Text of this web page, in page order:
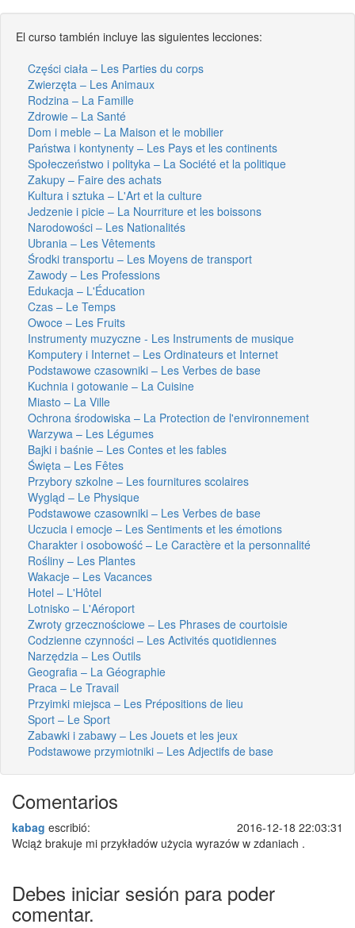
El curso también incluye las siguientes lecciones:
Części ciała – Les Parties du corps
Zwierzęta – Les Animaux
Rodzina – La Famille
Zdrowie – La Santé
Dom i meble – La Maison et le mobilier
Państwa i kontynenty – Les Pays et les continents
Społeczeństwo i polityka – La Société et la politique
Zakupy – Faire des achats
Kultura i sztuka – L'Art et la culture
Jedzenie i picie – La Nourriture et les boissons
Narodowości – Les Nationalités
Ubrania – Les Vêtements
Środki transportu – Les Moyens de transport
Zawody – Les Professions
Edukacja – L'Éducation
Czas – Le Temps
Owoce – Les Fruits
Instrumenty muzyczne - Les Instruments de musique
Komputery i Internet – Les Ordinateurs et Internet
Podstawowe czasowniki – Les Verbes de base
Kuchnia i gotowanie – La Cuisine
Miasto – La Ville
Ochrona środowiska – La Protection de l'environnement
Warzywa – Les Légumes
Bajki i baśnie – Les Contes et les fables
Święta – Les Fêtes
Przybory szkolne – Les fournitures scolaires
Wygląd – Le Physique
Podstawowe czasowniki – Les Verbes de base
Uczucia i emocje – Les Sentiments et les émotions
Charakter i osobowość – Le Caractère et la personnalité
Rośliny – Les Plantes
Wakacje – Les Vacances
Hotel – L'Hôtel
Lotnisko – L'Aéroport
Zwroty grzecznościowe – Les Phrases de courtoisie
Codzienne czynności – Les Activités quotidiennes
Narzędzia – Les Outils
Geografia – La Géographie
Praca – Le Travail
Przyimki miejsca – Les Prépositions de lieu
Sport – Le Sport
Zabawki i zabawy – Les Jouets et les jeux
Podstawowe przymiotniki – Les Adjectifs de base
Comentarios
kabag escribió:
2016-12-18 22:03:31
Wciąż brakuje mi przykładów użycia wyrazów w zdaniach .
Debes iniciar sesión para poder
comentar.